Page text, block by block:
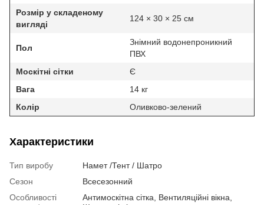
Розмір у складеному
вигляді
124 × 30 × 25 см
Пол
Знімний водонепроникний
ПВХ
Москітні сітки
Є
Вага
14 кг
Колір
Оливково-зелений
Характеристики
Тип виробу
Намет /Тент / Шатро
Сезон
Всесезонний
Особливості
Антимоскітна сітка, Вентиляційні вікна,